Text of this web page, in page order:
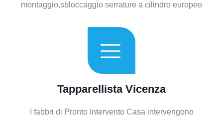
montaggio,sbloccaggio serrature a cilindro europeo
Tapparellista Vicenza
I fabbri di Pronto Intervento Casa intervengono